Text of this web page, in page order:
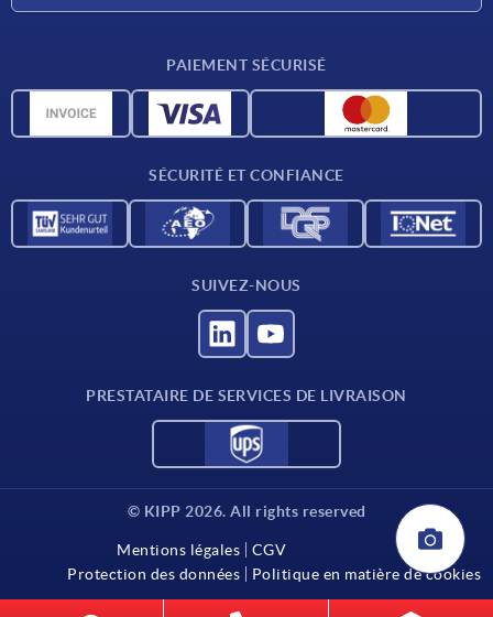
Données CAO
PAIEMENT SÉCURISÉ
SÉCURITÉ ET CONFIANCE
SUIVEZ-NOUS
PRESTATAIRE DE SERVICES DE LIVRAISON
© KIPP 2026. All rights reserved
Mentions légales
CGV
Protection des données
Politique en matière de cookies